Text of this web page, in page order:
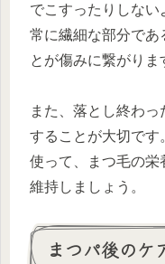
でこすったりしな
常に繊細な部分であ
とが傷みに繋がりま
また、落とし終わ
することが大切です
使って、まつ毛の栄
維持しましょう。
まつパ後のケ